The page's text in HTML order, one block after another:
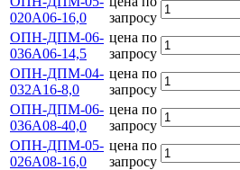
020А06-16,0
запросу
ОПН-ДПМ-06-
036А06-14,5
цена по
запросу
ОПН-ДПМ-04-
032А16-8,0
цена по
запросу
ОПН-ДПМ-06-
036А08-40,0
цена по
запросу
ОПН-ДПМ-05-
026А08-16,0
цена по
запросу